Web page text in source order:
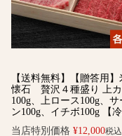
【送料無料】【贈答用
懐石 贅沢４種盛り 上
100g、上ロース100g、サ
ン100g、イチボ100g 【冷
当店特別価格 ¥12,000税込